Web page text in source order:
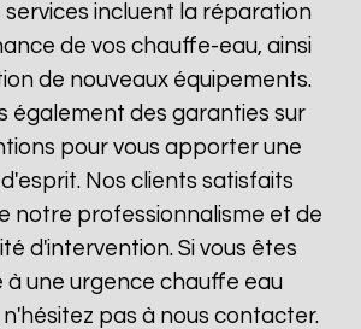
services incluent la réparation
de vos chauffe-eau, ainsi
de nouveaux équipements.
également des garanties sur
pour vous apporter une
Nos clients satisfaits
notre professionnalisme et de
d'intervention. Si vous êtes
une urgence chauffe eau
n'hésitez pas à nous contacter.